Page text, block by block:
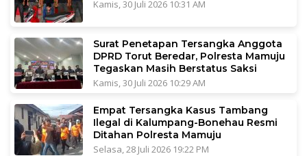
Kamis, 30 Juli 2026 10:31 AM
Surat Penetapan Tersangka Anggota
DPRD Torut Beredar, Polresta Mamuju
Tegaskan Masih Berstatus Saksi
Kamis, 30 Juli 2026 10:29 AM
Empat Tersangka Kasus Tambang
Ilegal di Kalumpang-Bonehau Resmi
Ditahan Polresta Mamuju
Selasa, 28 Juli 2026 19:22 PM